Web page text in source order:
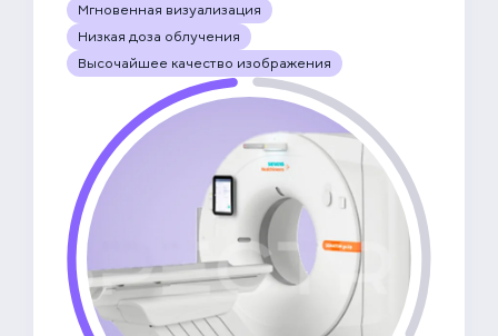
Мгновенная визуализация
Низкая доза облучения
Высочайшее качество изображения